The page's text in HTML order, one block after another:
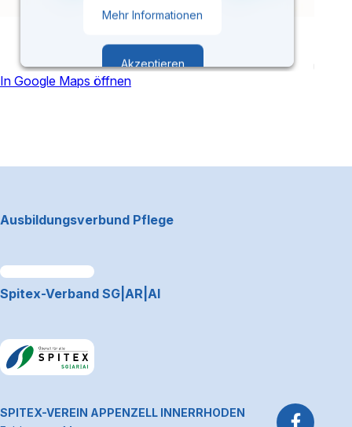
Mehr Informationen
Akzeptieren
In Google Maps öffnen
Ausbildungsverbund Pflege
Link zum Premiumpartner: Allianz
Spitex-Verband SG|AR|AI
~Kontaktinformationen
SPITEX-VEREIN APPENZELL INNERRHODEN